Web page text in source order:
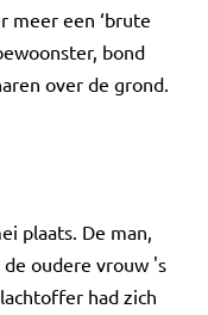
meer een ‘brute
bond
over de grond.
plaats. De man,
oudere vrouw 's
had zich